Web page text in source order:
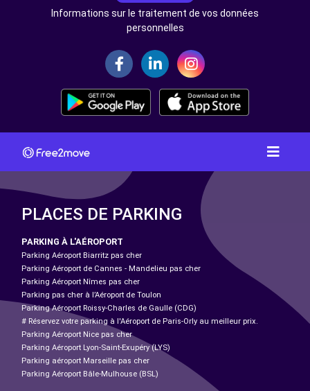
Informations sur le traitement de vos données
personnelles
PLACES DE PARKING
PARKING À L'AÉROPORT
Parking Aéroport Biarritz pas cher
Parking Aéroport de Cannes - Mandelieu pas cher
Parking Aéroport Nîmes pas cher
Parking pas cher à l’Aéroport de Toulon
Parking Aéroport Roissy-Charles de Gaulle (CDG)
# Réservez votre parking à l'Aéroport de Paris-Orly au meilleur prix.
Parking Aéroport Nice pas cher
Parking Aéroport Lyon-Saint-Exupéry (LYS)
Parking aéroport Marseille pas cher
Parking Aéroport Bâle-Mulhouse (BSL)